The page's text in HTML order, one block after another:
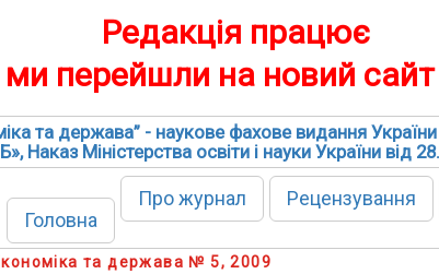
Редакція працює
перейшли на новий сайт
та держава” - наукове фахове видання
Наказ Міністерства освіти і науки України від
Головна
Про журнал Рецензування
та держава № 5, 2009